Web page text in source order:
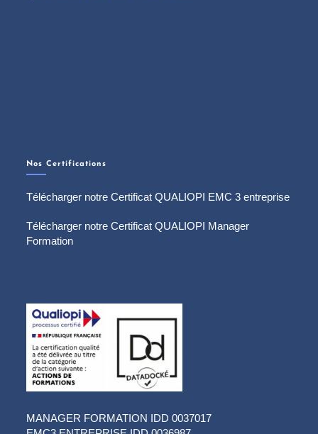
Nos Certifications
Télécharger notre Certificat QUALIOPI EMC 3 entreprise
Télécharger notre Certificat QUALIOPI Manager
Formation
MANAGER FORMATION IDD 0037017